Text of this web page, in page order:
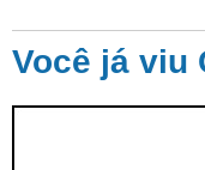
Você já viu